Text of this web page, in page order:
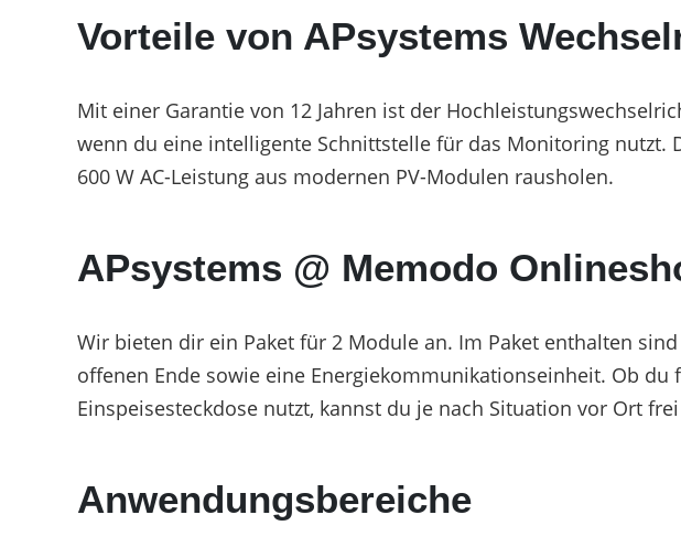
Vorteile von APsystems
Mit einer Garantie von 12 Jahren ist der
wenn du eine intelligente Schnittstelle für das Monitoring nutzt.
600 W AC-Leistung aus modernen PV-Modulen rausholen.
APsystems @ Memodo
Wir bieten dir ein Paket für 2 Module an. Im Paket enthalten
offenen Ende sowie eine Energiekommunikationseinheit. Ob
Einspeisesteckdose nutzt, kannst du je nach Situation vor Ort
Anwendungsbereiche